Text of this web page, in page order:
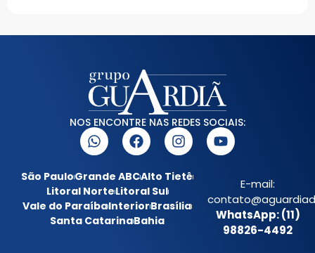
NOS ENCONTRE NAS REDES SOCIAIS:
São PauloGrande ABCAlto Tietê
Litoral NorteLitoral Sul
Vale do ParaíbaInteriorBrasília
Santa CatarinaBahia
E-mail:
WhatsApp: (11)
98826-4492